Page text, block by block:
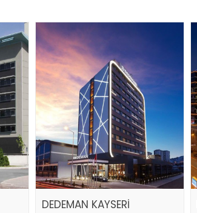
DEDEMAN KAYSERİ